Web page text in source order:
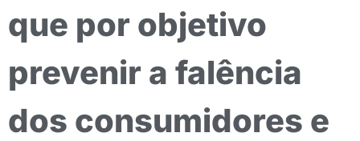
que por objetivo
prevenir a falência
dos consumidores e